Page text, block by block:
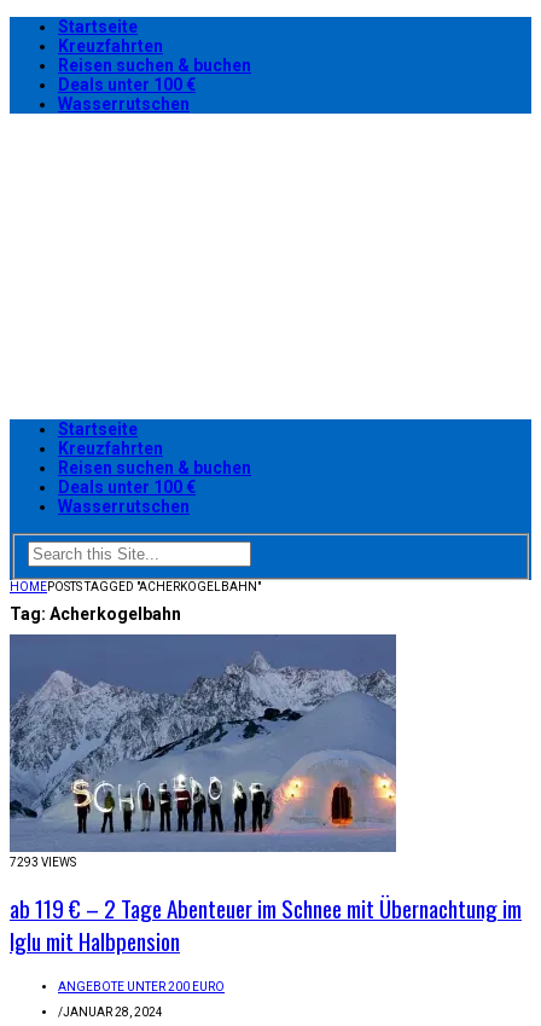
Startseite
Kreuzfahrten
Reisen suchen & buchen
Deals unter 100 €
Wasserrutschen
Startseite
Kreuzfahrten
Reisen suchen & buchen
Deals unter 100 €
Wasserrutschen
HOMEPOSTS TAGGED "ACHERKOGELBAHN"
Tag: Acherkogelbahn
7293 VIEWS
ab 119 € – 2 Tage Abenteuer im Schnee mit Übernachtung im
Iglu mit Halbpension
ANGEBOTE UNTER 200 EURO
/JANUAR 28, 2024